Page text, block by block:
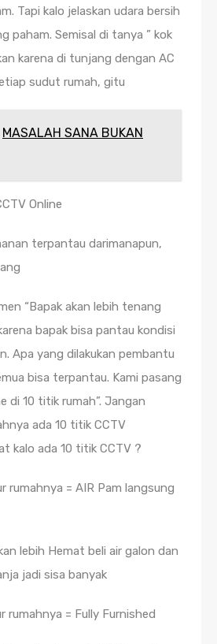
Tapi kalo jelaskan udara bersih
paham. Semisal di tanya ” kok
karena di tunjang dengan AC
sudut rumah, gitu
MASALAH SANA BUKAN
Online
terpantau darimanapun,
“Bapak akan lebih tenang
bapak bisa pantau kondisi
Apa yang dilakukan pembantu
bisa terpantau. Kami pasang
di 10 titik rumah”. Jangan
ada 10 titik CCTV
kalo ada 10 titik CCTV ?
rumahnya = AIR Pam langsung
lebih Hemat beli air galon dan
jadi sisa banyak
rumahnya = Fully Furnished